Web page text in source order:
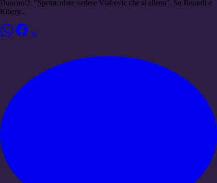
Duncan/2: "Spettacolare vedere Vlahovic che si allena". Su Berardi e
Ribery...